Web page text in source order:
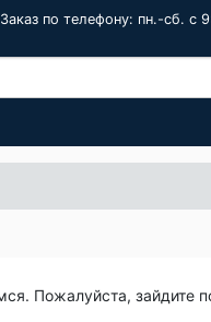
Заказ по телефону: пн.-сб. c
Пожалуйста, зайдите